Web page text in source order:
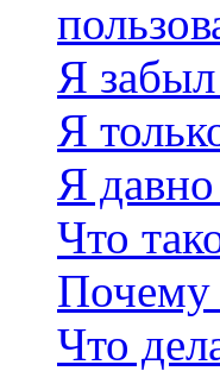
Я
Я
Я
Что
Почему
Что